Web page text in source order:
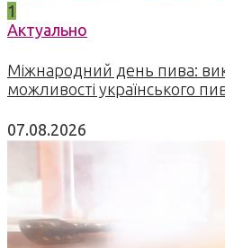
1
Актуально
Міжнародний день пива:
можливості українського
07.08.2026